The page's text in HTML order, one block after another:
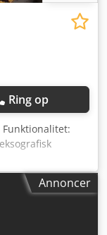
Ring op
Funktionalitet:
-
Annoncer